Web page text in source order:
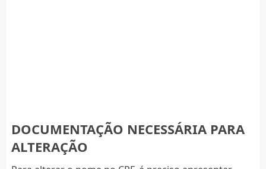
DOCUMENTAÇÃO NECESSÁRIA PARA
ALTERAÇÃO